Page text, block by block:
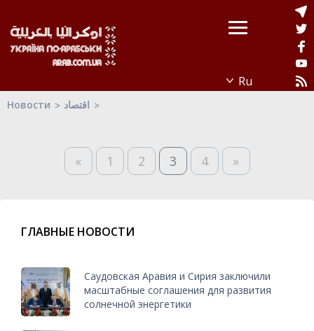
Новости اقتصاد
« 1 2 3 4 »
ГЛАВНЫЕ НОВОСТИ
Саудовская Аравия и Сирия заключили
масштабные соглашения для развития
солнечной энергетики